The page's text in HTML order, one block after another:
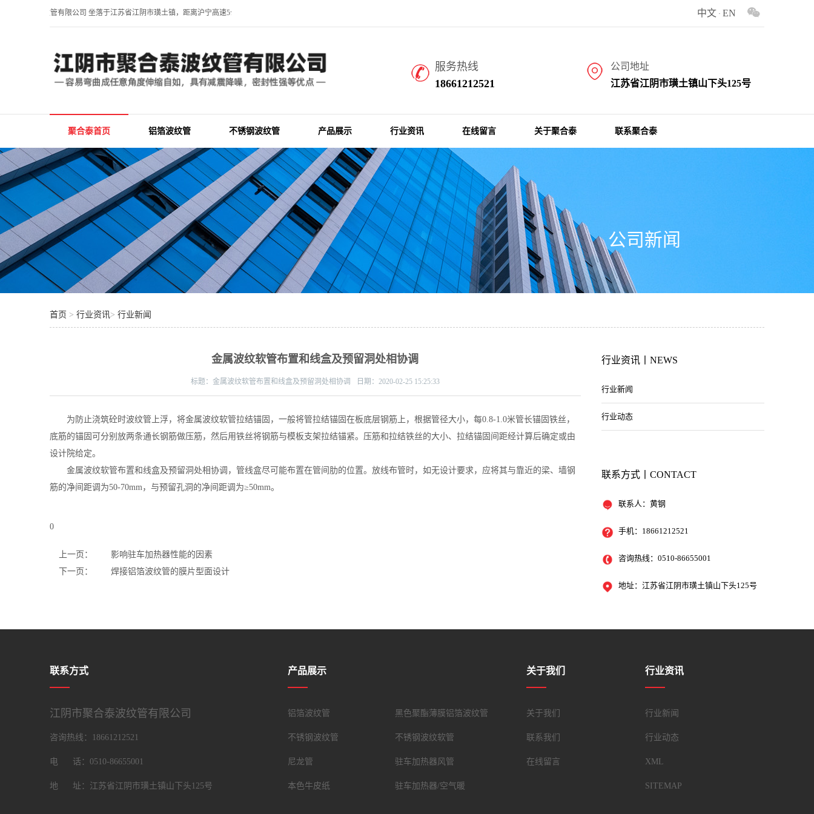
市聚合泰波纹管有限公司 坐落于江苏省江阴市璜土镇，距离沪宁高速5公里，常州高铁北站10分钟车程，常州奔牛机场30分钟车程。是一家集设计开发、生产制造、服务为一体的专业生产汽车用铝箔复合波纹管、汽车用隔热铝箔波纹管、车用铝箔波
中文 · EN
服务热线
18661212521
公司地址
江苏省江阴市璜土镇山下头125号
聚合泰首页 铝箔波纹管 不锈钢波纹管 产品展示 行业资讯 在线留言 关于聚合泰 联系聚合泰
公司新闻
首页 > 行业资讯> 行业新闻
金属波纹软管布置和线盒及预留洞处相协调
标题： 金属波纹软管布置和线盒及预留洞处相协调 日期： 2020-02-25 15:25:33
为防止浇筑砼时波纹管上浮，将金属波纹软管拉结锚固，一般将管拉结锚固在板底层钢筋上，根据管径大小，每0.8-1.0米管长锚固铁丝，
底筋的锚固可分别放两条通长钢筋做压筋，然后用铁丝将钢筋与模板支架拉结锚紧。压筋和拉结铁丝的大小、拉结锚固间距经计算后确定或由
设计院给定。
金属波纹软管布置和线盒及预留洞处相协调，管线盒尽可能布置在管间肋的位置。放线布管时，如无设计要求，应将其与靠近的梁、墙钢
筋的净间距调为50-70mm，与预留孔洞的净间距调为≥50mm。
0
上一页：
影响驻车加热器性能的因素
下一页：
焊接铝箔波纹管的膜片型面设计
行业资讯丨NEWS
行业新闻
行业动态
联系方式丨CONTACT
联系人：黄钢
手机：18661212521
咨询热线：0510-86655001
地址：江苏省江阴市璜土镇山下头125号
联系方式
江阴市聚合泰波纹管有限公司
咨询热线：18661212521
电 话：0510-86655001
地 址：江苏省江阴市璜土镇山下头125号
产品展示
铝箔波纹管 黑色聚酯薄膜铝箔波纹管
不锈钢波纹管 不锈钢波纹软管
尼龙管 驻车加热器风管
本色牛皮纸 驻车加热器/空气暖
关于我们
关于我们
联系我们
在线留言
行业资讯
行业新闻
行业动态
XML
SITEMAP